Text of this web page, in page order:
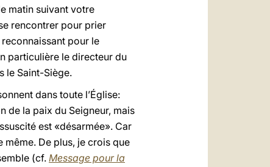
matin suivant votre
rencontrer pour prier
pour le
particulière le directeur du
le Saint-Siège.
dans toute l’Église:
de la paix du Seigneur, mais
est «désarmée». Car
même. De plus, je crois que
(cf. Message pour la